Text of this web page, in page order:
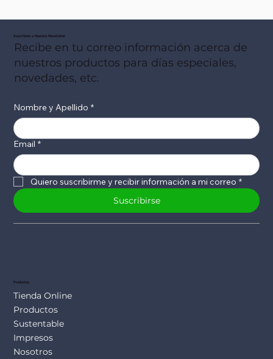
Suscribete a Nuestro Newsletter
Recibe en tu correo información acerca de
nuestros productos para días especiales,
novedades, etc.
Nombre y Apellido *
Email *
Quiero suscribirme y recibir información a mi correo *
Suscribirse
Productos
Tienda Online
Productos
Sustentable
Impresos
Nosotros